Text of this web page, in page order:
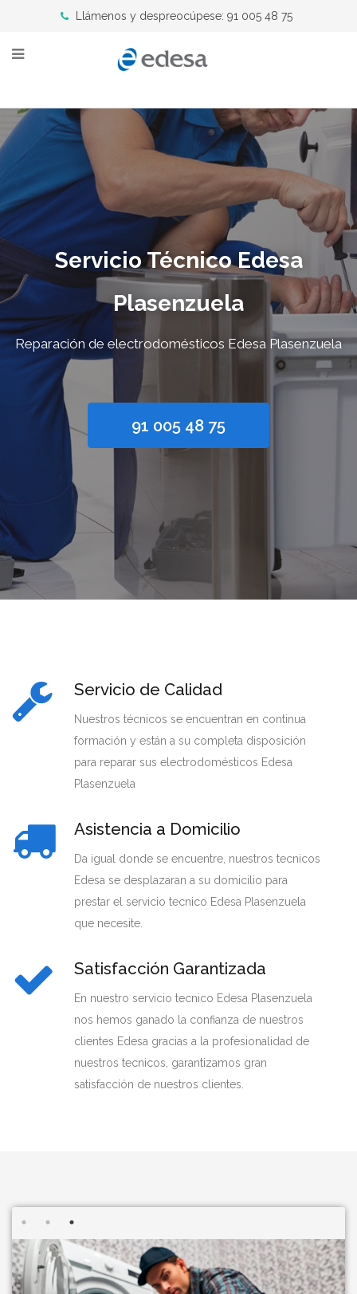
Llámenos y despreocúpese: 91 005 48 75
Servicio Técnico Edesa
Plasenzuela
Reparación de electrodomésticos Edesa Plasenzuela
91 005 48 75
Servicio de Calidad
Nuestros técnicos se encuentran en continua
formación y están a su completa disposición
para reparar sus electrodomésticos Edesa
Plasenzuela
Asistencia a Domicilio
Da igual donde se encuentre, nuestros tecnicos
Edesa se desplazaran a su domicilio para
prestar el servicio tecnico Edesa Plasenzuela
que necesite.
Satisfacción Garantizada
En nuestro servicio tecnico Edesa Plasenzuela
nos hemos ganado la confianza de nuestros
clientes Edesa gracias a la profesionalidad de
nuestros tecnicos, garantizamos gran
satisfacción de nuestros clientes.